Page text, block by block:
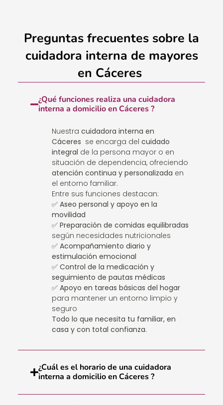
Preguntas frecuentes sobre la
cuidadora interna de mayores
en Cáceres
¿Qué funciones realiza una cuidadora
interna a domicilio en Cáceres ?
Nuestra cuidadora interna en
Cáceres se encarga del cuidado
integral de la persona mayor o en
situación de dependencia, ofreciendo
atención continua y personalizada en
el entorno familiar.
Entre sus funciones destacan:
✅ Aseo personal y apoyo en la
movilidad
✅ Preparación de comidas equilibradas
según necesidades nutricionales
✅ Acompañamiento diario y
estimulación emocional
✅ Control de la medicación y
seguimiento de pautas médicas
✅ Apoyo en tareas básicas del hogar
para mantener un entorno limpio y
seguro
Todo lo que necesita tu familiar, en
casa y con total confianza.
¿Cuál es el horario de una cuidadora
interna a domicilio en Cáceres ?